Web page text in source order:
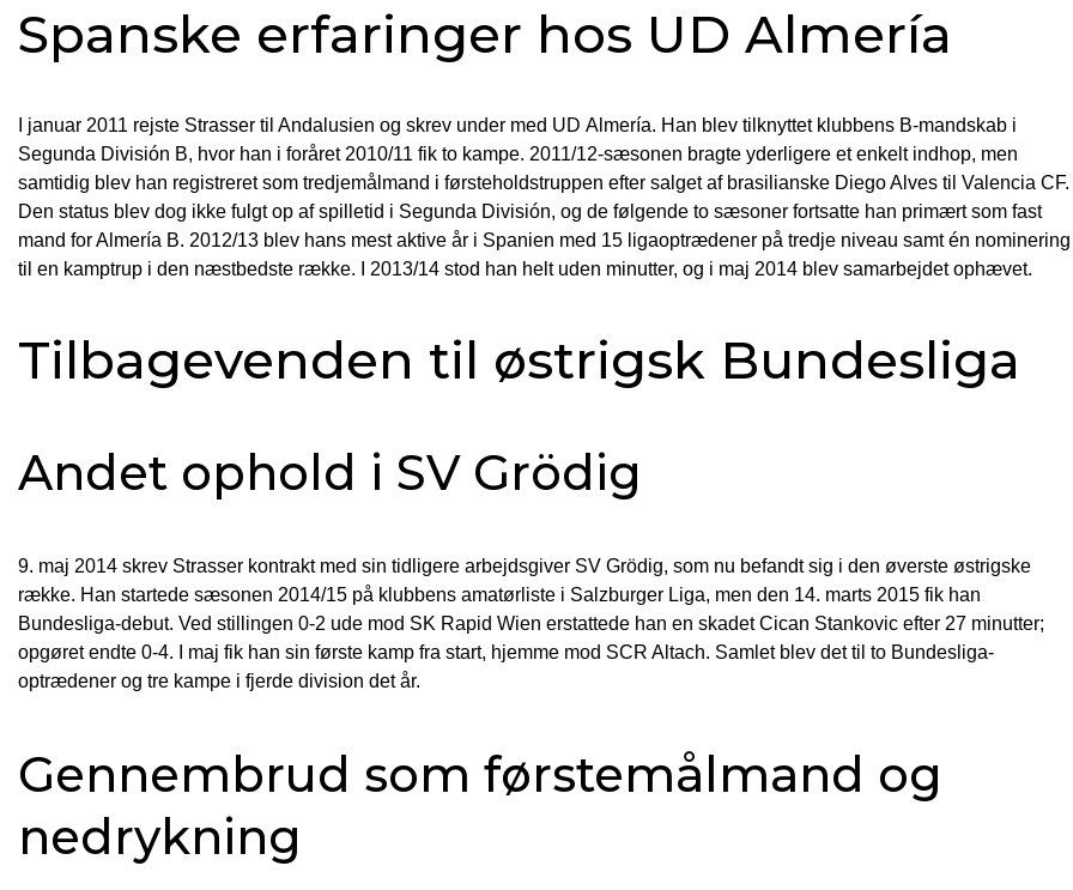
Spanske erfaringer hos UD Almería
I januar 2011 rejste Strasser til Andalusien og skrev under med UD Almería. Han blev tilknyttet klubbens B-mandskab i
Segunda División B, hvor han i foråret 2010/11 fik to kampe. 2011/12-sæsonen bragte yderligere et enkelt indhop, men
samtidig blev han registreret som tredjemålmand i førsteholdstruppen efter salget af brasilianske Diego Alves til Valencia CF.
Den status blev dog ikke fulgt op af spilletid i Segunda División, og de følgende to sæsoner fortsatte han primært som fast
mand for Almería B. 2012/13 blev hans mest aktive år i Spanien med 15 ligaoptrædener på tredje niveau samt én nominering
til en kamptrup i den næstbedste række. I 2013/14 stod han helt uden minutter, og i maj 2014 blev samarbejdet ophævet.
Tilbagevenden til østrigsk Bundesliga
Andet ophold i SV Grödig
9. maj 2014 skrev Strasser kontrakt med sin tidligere arbejdsgiver SV Grödig, som nu befandt sig i den øverste østrigske
række. Han startede sæsonen 2014/15 på klubbens amatørliste i Salzburger Liga, men den 14. marts 2015 fik han
Bundesliga-debut. Ved stillingen 0-2 ude mod SK Rapid Wien erstattede han en skadet Cican Stankovic efter 27 minutter;
opgøret endte 0-4. I maj fik han sin første kamp fra start, hjemme mod SCR Altach. Samlet blev det til to Bundesliga-
optrædener og tre kampe i fjerde division det år.
Gennembrud som førstemålmand og
nedrykning